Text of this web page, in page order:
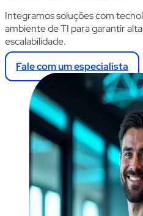
Integramos soluções com
ambiente de TI para garantir
escalabilidade.
Fale com um especialista